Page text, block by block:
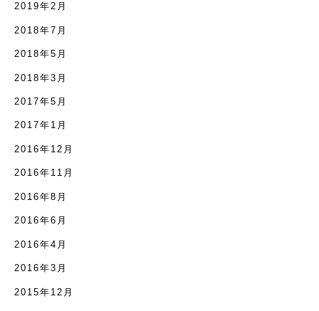
2019年2月
2018年7月
2018年5月
2018年3月
2017年5月
2017年1月
2016年12月
2016年11月
2016年8月
2016年6月
2016年4月
2016年3月
2015年12月